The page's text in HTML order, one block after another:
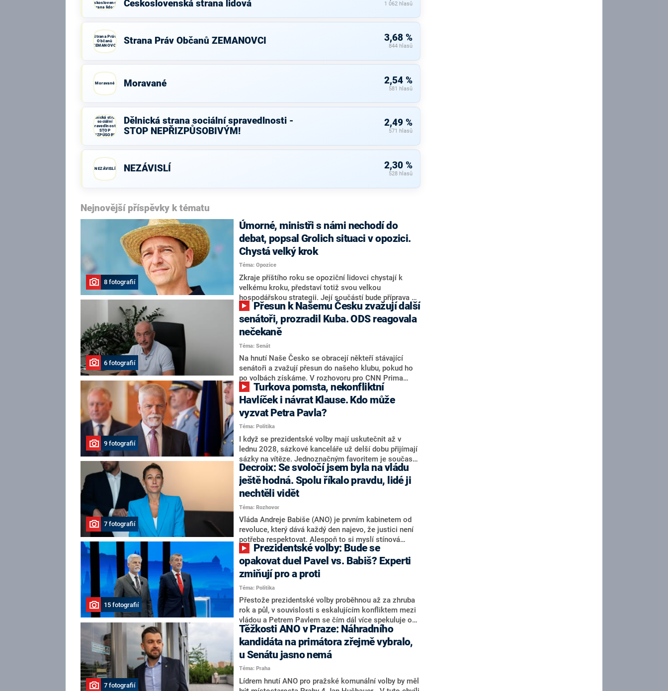
Československá
strana lidová
Československá strana lidová
1 062 hlasů
Strana Práv
Občanů
ZEMANOVCI
Strana Práv Občanů ZEMANOVCI 3,68 %
844 hlasů
Moravané Moravané 2,54 %
581 hlasů
Dělnická strana
sociální
spravedlnosti -
STOP
NEPŘIZPŮSOBIVÝM!
Dělnická strana sociální spravedlnosti -
STOP NEPŘIZPŮSOBIVÝM!
2,49 %
571 hlasů
NEZÁVISLÍ NEZÁVISLÍ 2,30 %
528 hlasů
Nejnovější příspěvky k tématu
8 fotografií
Úmorné, ministři s námi nechodí do
debat, popsal Grolich situaci v opozici.
Chystá velký krok
Téma: Opozice
Zkraje příštího roku se opoziční lidovci chystají k
velkému kroku, představí totiž svou velkou
hospodářskou strategii. Její součástí bude příprava na
stárnutí populace, řekl ve středu na setkání s novináři
nový předseda lidovců Jan Grolich. Ten zároveň v
senátních volbách kandiduje ve Vyškově. Popsal i
aktivitu opozice, o níž vládní strany nebo političtí
komentátoři mluví jako o slabé a v defenzivě. „Je to
úmorná práce upozorňovat na chyby vlády. Ministři s
námi navíc nechodí do debat. Chceme ale ukazovat
svoje témata,“ odpověděl Grolich na dotaz CNN Prima
NEWS.
6 fotografií
senátoři, prozradil Kuba. ODS reagovala
nečekaně
Téma: Senát
Na hnutí Naše Česko se obracejí někteří stávající
senátoři a zvažují přesun do našeho klubu, pokud ho
po volbách získáme. V rozhovoru pro CNN Prima
NEWS to řekl zakladatel hnutí a jihočeský hejtman
Martin Kuba. Konkrétní nebyl, ale získat by takto mohl
například senátora Zdeňka Hrabu, který je dnes
součástí klubu ODS a TOP 09. Hraba to na dotaz
redakce nevyloučil. Předseda klubu senátorů ODS
Zdeněk Nytra redakci řekl, že počítá s odchodem
některých senátorů z klubu a že Naše Česko není
nepřítel, ale soupeř.
9 fotografií
Havlíček i návrat Klause. Kdo může
vyzvat Petra Pavla?
Téma: Politika
I když se prezidentské volby mají uskutečnit až v
lednu 2028, sázkové kanceláře už delší dobu přijímají
sázky na vítěze. Jednoznačným favoritem je současná
hlava státu Petr Pavel. Daleko za ním pak bookmakeři
zmiňují dva výrazné politiky ANO, tedy premiéra
Andreje Babiše a ministra průmyslu Karla Havlíčka.
Oblíbeným tipem samotných sázkařů je poslanec za
Motoristy Filip Turek. Politolog Jan Kubáček nicméně
o případné kandidatuře kohokoliv ze zmíněné trojice
značně pochybuje. Podle něj současná koalice dosud
nemá osobu, která by Pavlovi mohla konkurovat.
7 fotografií
Decroix: Se svoločí jsem byla na vládu
ještě hodná. Spolu říkalo pravdu, lidé ji
nechtěli vidět
Téma: Rozhovor
Vláda Andreje Babiše (ANO) je prvním kabinetem od
revoluce, který dává každý den najevo, že justici není
potřeba respektovat. Alespoň to si myslí stínová
ministryně spravedlnosti ODS Eva Decroix. V
rozhovoru pro CNN Prima NEWS si nebrala servítky
ohledně politického výkonu svého nástupce Jeronýma
Tejce (za ANO) či vládní zmocněnkyně pro lidská
práva Taťány Malé (ANO). Označením „svoloč“ na
adresu vlády prý byla ještě hodná. Decroix se také
vrátila k volební porážce koalice Spolu či promluvila o
hnutí Naše Česko Martina Kuby.
15 fotografií
opakovat duel Pavel vs. Babiš? Experti
zmiňují pro a proti
Téma: Politika
Přestože prezidentské volby proběhnou až za zhruba
rok a půl, v souvislosti s eskalujícím konfliktem mezi
vládou a Petrem Pavlem se čím dál více spekuluje o
tom, koho by do bitvy o Hrad mohla vyslat současná
koalice. Někteří političtí komentátoři znovu vytahují
jméno premiéra Andreje Babiše (ANO). Jak moc je
pravděpodobné, že se v prezidentských volbách 2028
bude znovu opakovat souboj z roku 2023?
7 fotografií
Těžkosti ANO v Praze: Náhradního
kandidáta na primátora zřejmě vybralo,
u Senátu jasno nemá
Téma: Praha
Lídrem hnutí ANO pro pražské komunální volby by měl